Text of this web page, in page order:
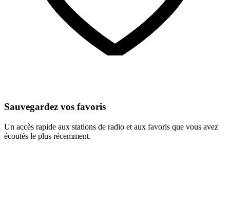
Sauvegardez vos favoris
Un accès rapide aux stations de radio et aux favoris que vous avez
écoutés le plus récemment.